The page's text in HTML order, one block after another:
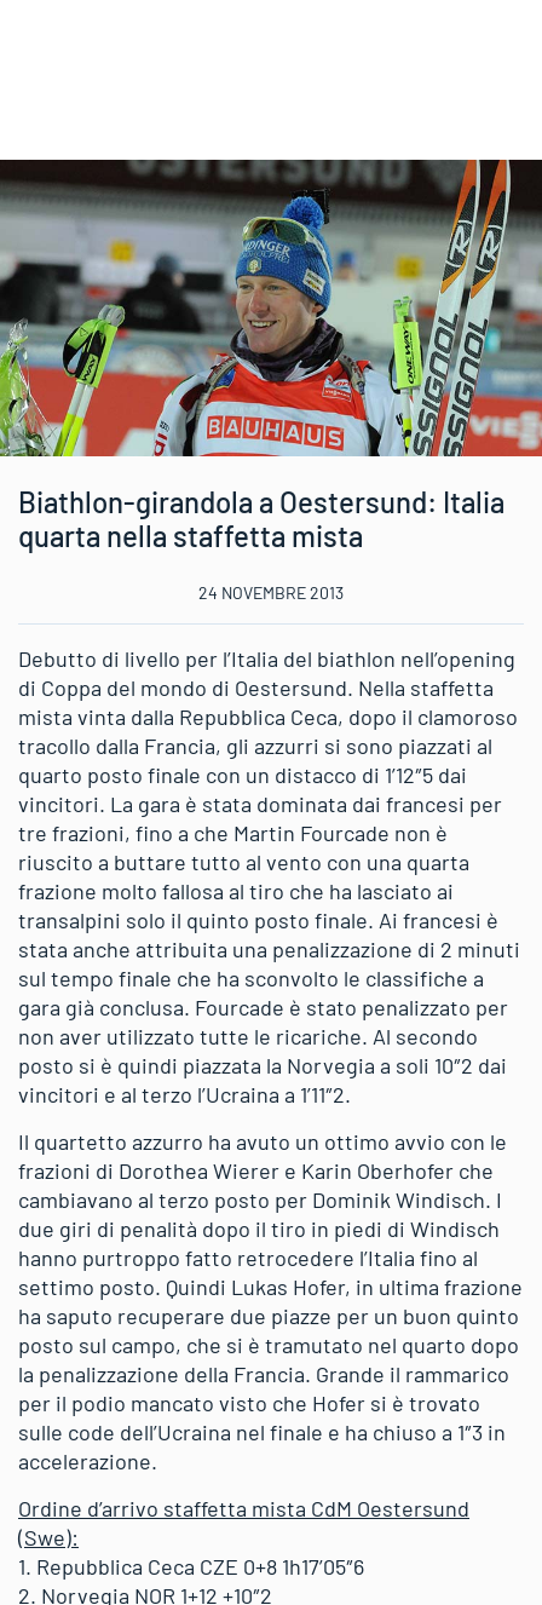
Biathlon-girandola a Oestersund: Italia
quarta nella staffetta mista
24 NOVEMBRE 2013
Debutto di livello per l’Italia del biathlon nell’opening
di Coppa del mondo di Oestersund. Nella staffetta
mista vinta dalla Repubblica Ceca, dopo il clamoroso
tracollo dalla Francia, gli azzurri si sono piazzati al
quarto posto finale con un distacco di 1’12″5 dai
vincitori. La gara è stata dominata dai francesi per
tre frazioni, fino a che Martin Fourcade non è
riuscito a buttare tutto al vento con una quarta
frazione molto fallosa al tiro che ha lasciato ai
transalpini solo il quinto posto finale. Ai francesi è
stata anche attribuita una penalizzazione di 2 minuti
sul tempo finale che ha sconvolto le classifiche a
gara già conclusa. Fourcade è stato penalizzato per
non aver utilizzato tutte le ricariche. Al secondo
posto si è quindi piazzata la Norvegia a soli 10″2 dai
vincitori e al terzo l’Ucraina a 1’11″2.
Il quartetto azzurro ha avuto un ottimo avvio con le
frazioni di Dorothea Wierer e Karin Oberhofer che
cambiavano al terzo posto per Dominik Windisch. I
due giri di penalità dopo il tiro in piedi di Windisch
hanno purtroppo fatto retrocedere l’Italia fino al
settimo posto. Quindi Lukas Hofer, in ultima frazione
ha saputo recuperare due piazze per un buon quinto
posto sul campo, che si è tramutato nel quarto dopo
la penalizzazione della Francia. Grande il rammarico
per il podio mancato visto che Hofer si è trovato
sulle code dell’Ucraina nel finale e ha chiuso a 1″3 in
accelerazione.
Ordine d’arrivo staffetta mista CdM Oestersund
(Swe):
1. Repubblica Ceca CZE 0+8 1h17’05″6
2. Norvegia NOR 1+12 +10″2